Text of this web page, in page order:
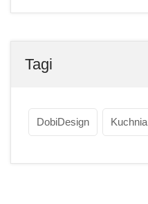
Tagi
DobiDesign Kuchnia